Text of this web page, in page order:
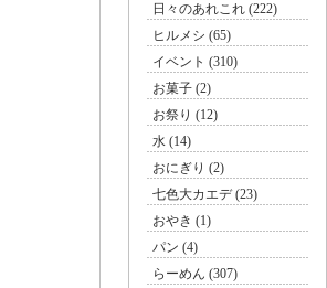
日々のあれこれ (222)
ヒルメシ (65)
イベント (310)
お菓子 (2)
お祭り (12)
水 (14)
おにぎり (2)
七色大カエデ (23)
おやき (1)
パン (4)
らーめん (307)